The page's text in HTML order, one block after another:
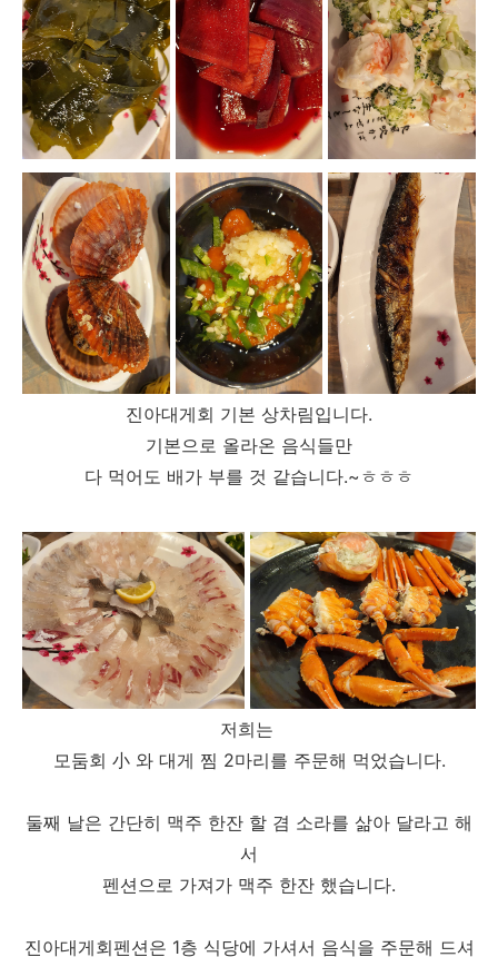
진아대게회 기본 상차림입니다.
기본으로 올라온 음식들만
다 먹어도 배가 부를 것 같습니다.~ㅎㅎㅎ
저희는
모둠회 小 와 대게 찜 2마리를 주문해 먹었습니다.
둘째 날은 간단히 맥주 한잔 할 겸 소라를 삶아 달라고 해
서
펜션으로 가져가 맥주 한잔 했습니다.
진아대게회펜션은 1층 식당에 가셔서 음식을 주문해 드셔